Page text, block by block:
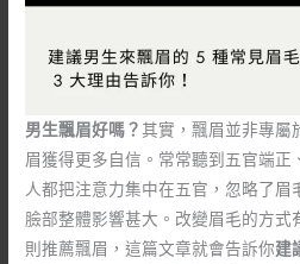
男生飄眉好嗎？其實，飄眉並非專屬
眉獲得更多自信。常常聽到五官端正
人都把注意力集中在五官，忽略了眉
臉部整體影響甚大。改變眉毛的方式
則推薦飄眉，這篇文章就會告訴你建